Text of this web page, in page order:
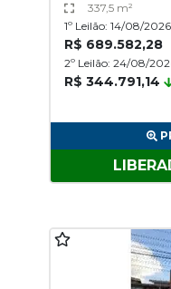
337,5 m²
1º Leilão: 14/08/
R$ 689.582,28
2º Leilão: 24/08/
R$ 344.791,14